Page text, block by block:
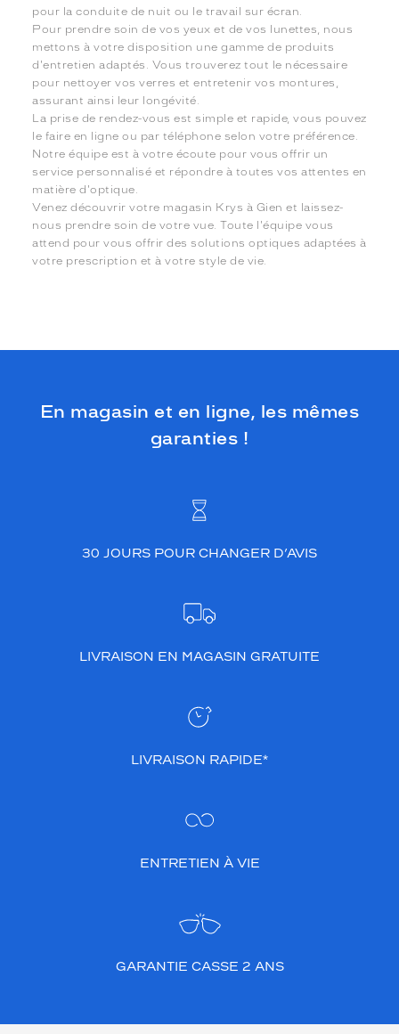
pour la conduite de nuit ou le travail sur écran.
Pour prendre soin de vos yeux et de vos lunettes, nous
mettons à votre disposition une gamme de produits
d'entretien adaptés. Vous trouverez tout le nécessaire
pour nettoyer vos verres et entretenir vos montures,
assurant ainsi leur longévité.
La prise de rendez-vous est simple et rapide, vous pouvez
le faire en ligne ou par téléphone selon votre préférence.
Notre équipe est à votre écoute pour vous offrir un
service personnalisé et répondre à toutes vos attentes en
matière d'optique.
Venez découvrir votre magasin Krys à Gien et laissez-
nous prendre soin de votre vue. Toute l'équipe vous
attend pour vous offrir des solutions optiques adaptées à
votre prescription et à votre style de vie.
En magasin et en ligne, les mêmes
garanties !
30 JOURS POUR CHANGER D’AVIS
LIVRAISON EN MAGASIN GRATUITE
LIVRAISON RAPIDE*
ENTRETIEN À VIE
GARANTIE CASSE 2 ANS